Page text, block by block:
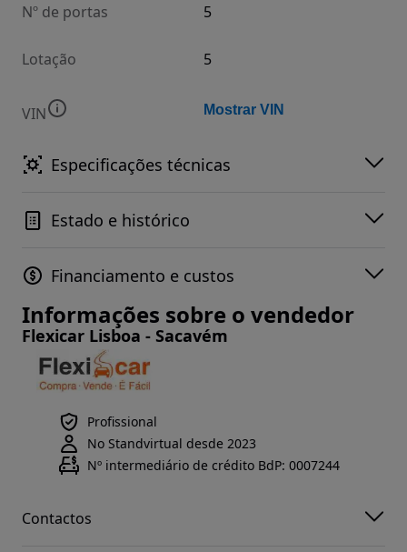
Nº de portas 5
Lotação 5
VIN Mostrar VIN
Especificações técnicas
Estado e histórico
Financiamento e custos
Informações sobre o vendedor
Flexicar Lisboa - Sacavém
Profissional
No Standvirtual desde 2023
Nº intermediário de crédito BdP: 0007244
Contactos